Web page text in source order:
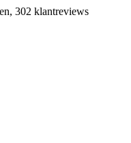
302 klantreviews